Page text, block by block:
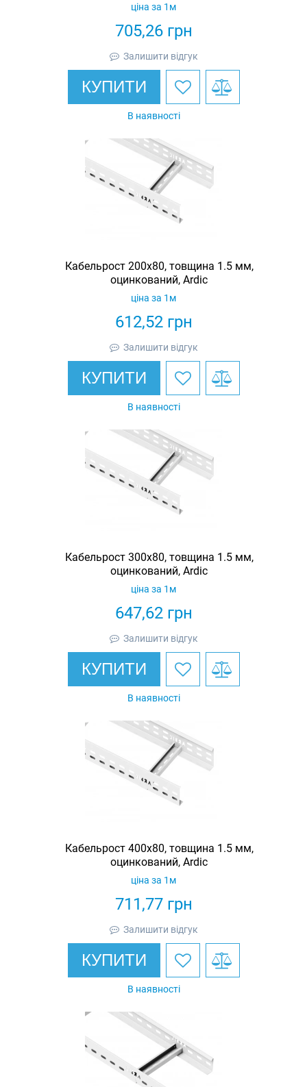
705,26грн
ціна за 1м
Залишити відгук
КУПИТИ
В наявності
Кабельрост 200х80, товщина 1.5 мм,
оцинкований, Ardic
612,52грн
ціна за 1м
Залишити відгук
КУПИТИ
В наявності
Кабельрост 300х80, товщина 1.5 мм,
оцинкований, Ardic
647,62грн
ціна за 1м
Залишити відгук
КУПИТИ
В наявності
Кабельрост 400х80, товщина 1.5 мм,
оцинкований, Ardic
711,77грн
ціна за 1м
Залишити відгук
КУПИТИ
В наявності